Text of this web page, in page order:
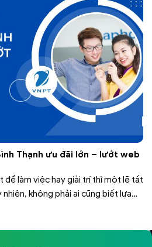
Thạnh ưu đãi lớn – lướt web
để làm việc hay giải trí thì một lẽ tất
không phải ai cũng biết lựa